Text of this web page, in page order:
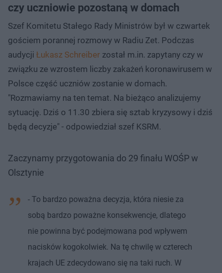
czy uczniowie pozostaną w domach
Szef Komitetu Stałego Rady Ministrów był w czwartek
gościem porannej rozmowy w Radiu Zet. Podczas
audycji Łukasz Schreiber został m.in. zapytany czy w
związku ze wzrostem liczby zakażeń koronawirusem w
Polsce część uczniów zostanie w domach.
"Rozmawiamy na ten temat. Na bieżąco analizujemy
sytuację. Dziś o 11.30 zbiera się sztab kryzysowy i dziś
będą decyzje" - odpowiedział szef KSRM.
Zaczynamy przygotowania do 29 finału WOŚP w
Olsztynie
Spróbuj ponownie
- To bardzo poważna decyzja, która niesie za
sobą bardzo poważne konsekwencje, dlatego
nie powinna być podejmowana pod wpływem
nacisków kogokolwiek. Na tę chwilę w czterech
krajach UE zdecydowano się na taki ruch. W